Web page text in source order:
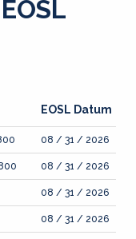
EOSL Datum
08 / 31 / 2026
08 / 31 / 2026
08 / 31 / 2026
08 / 31 / 2026